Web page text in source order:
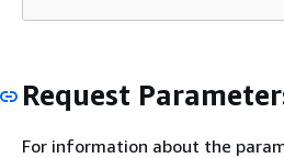
Request
For information about the